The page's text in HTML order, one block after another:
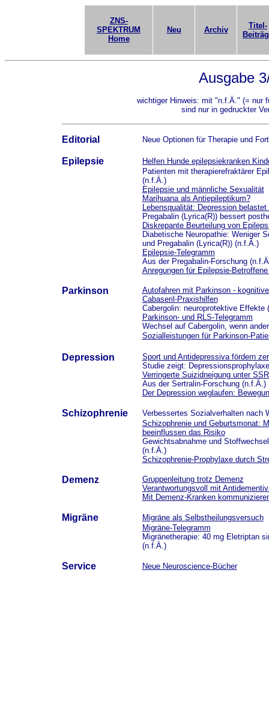
ZNS-
SPEKTRUM
Home
Neu Archiv
Titel-
Ausgabe
wichtiger Hinweis: mit "n.f.Ä." (= nur
sind nur in gedruckter
Editorial Neue Optionen für Therapie und
Epilepsie
Helfen Hunde epilepsiekranken
Patienten mit therapierefraktärer
(n.f.Ä.)
Epilepsie und männliche Sexualität
Marihuana als Antiepileptikum?
Lebensqualität: Depression
Pregabalin (Lyrica(R)) bessert
Diskrepante Beurteilung von
Diabetische Neuropathie: Weniger
und Pregabalin (Lyrica(R)) (n.f.Ä.)
Epilepsie-Telegramm
Aus der Pregabalin-Forschung
Anregungen für Epilepsie-
Parkinson
Autofahren mit Parkinson -
Cabaseril-Praxishilfen
Cabergolin: neuroprotektive Effekte
Parkinson- und RLS-Telegramm
Wechsel auf Cabergolin, wenn
Sozialleistungen für Parkinson-
Depression
Sport und Antidepressiva fördern
Studie zeigt:
Verringerte Suizidneigung unter
Aus der Sertralin-Forschung (n.f.Ä.)
Der Depression weglaufen:
Schizophrenie
Verbessertes Sozialverhalten nach
Schizophrenie und Geburtsmonat:
beeinflussen das Risiko
Gewichtsabnahme und
(n.f.Ä.)
Schizophrenie-Prophylaxe durch
Demenz
Gruppenleitung trotz Demenz
Verantwortungsvoll mit
Mit Demenz-Kranken
Migräne
Migräne als Selbstheilungsversuch
Migräne-Telegramm
Migränetherapie: 40 mg Eletriptan
(n.f.Ä.)
Service Neue Neuroscience-Bücher